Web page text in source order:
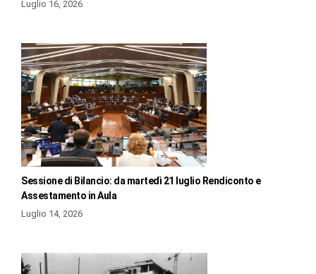
Luglio 16, 2026
Sessione di Bilancio: da martedì 21 luglio Rendiconto e
Assestamento in Aula
Luglio 14, 2026